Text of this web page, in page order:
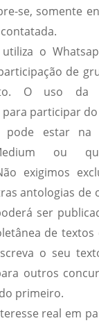
se, somente
o
de
O uso da
para participar
estar na
ou
exigimos
antologias de
ser
de textos
o seu
outros
primeiro.
real em